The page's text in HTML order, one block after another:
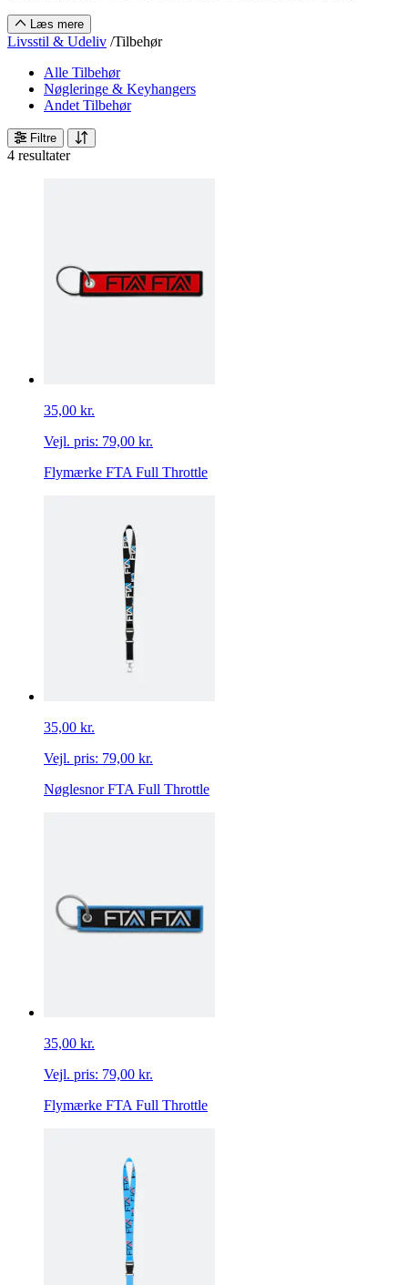
Læs mere
Livsstil & Udeliv /Tilbehør
Alle Tilbehør
Nøgleringe & Keyhangers
Andet Tilbehør
Filtre
4 resultater
35,00 kr.
Vejl. pris: 79,00 kr.
Flymærke FTA Full Throttle
35,00 kr.
Vejl. pris: 79,00 kr.
Nøglesnor FTA Full Throttle
35,00 kr.
Vejl. pris: 79,00 kr.
Flymærke FTA Full Throttle